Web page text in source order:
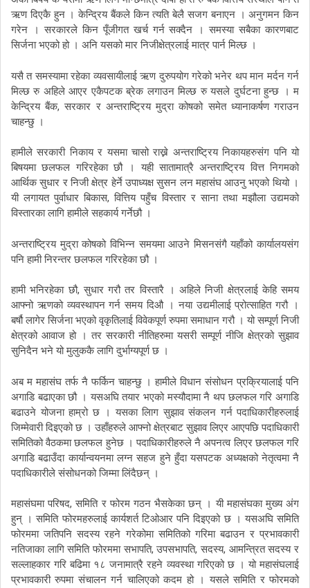
ऋण दिएकै हुन । केन्द्रिय बैंकले किन त्यति बेलै सजग बनाएन । अनुगमन किन
गरेन
। सरकारले किन पूँजीगत खर्च गर्न सक्दैन । समस्या सबैका कारणबाट
सिर्जना भएको हो । अनि यसको मार निजीक्षेत्रलाई मात्र पार्न मिल्छ ।
यसै त समस्यामा रहेका व्यवसायीलाई ऋण दुरुपयोग गरेको भनेर थप मान मर्दन गर्न
मिल्छ रु अहिले आएर एकैपटक ब्रेक लगाउन मिल्छ रु यसले दुर्घटना हुन्छ । म
केन्द्रिय बैंक,सरकार र अन्तराष्ट्रिय मुद्रा कोषको समेत ध्यानाकर्षण गराउन
चाहन्छु ।
हामीले सरकारी निकाय र यसमा चासो राख्ने अन्तराष्ट्रिय निकायहरुसंग पनि यो
बिषयमा छलफल गरिरहेका छौ । यही सातामात्रै अन्तराष्ट्रिय वित्त निगमको
आर्थिक सुधार र निजी क्षेत्र हेर्ने उपाध्यक्ष सुसन लन महासंघ आउनु भएको थियो ।
यी लगायत पुर्वाधार बिकास,वित्तिय पहुँच विस्तार र साना तथा मझौला उद्यमको
विस्तारका लागि हामीले सहकार्य गर्नेछौ ।
अन्तराष्ट्रिय मुद्रा कोषको विभिन्न समयमा आउने मिसनसंगै यहाँको कार्यालयसंग
पनि हामी निरन्तर छलफल गरिरहेका छौ ।
हामी भनिरहेका छौ,सुधार गरौ तर विस्तारै । अहिले निजी क्षेत्रलाई केहि समय
आफ्नो ऋणको व्यवस्थापन गर्न समय दिऔ । नया उद्यमीलाई प्रोत्साहित गरौ
।
बर्षौ लागेर सिर्जना भएको वृकृतिलाई विवेकपूर्ण रुपमा समाधान गरौ । यो सम्पूर्ण निजी
क्षेत्रको आवाज हो । तर सरकारी नीतिहरुमा यसरी सम्पूर्ण नीजि क्षेत्रको सुझाव
सुनिदैन भने यो मुलुककै लागि दुर्भाग्यपूर्ण छ ।
अब म महासंघ तर्फ नै फर्किन चाहन्छु । हामीले विधान संसोधन प्रक्रियालाई पनि
अगाडि बढाएका छौ । यसअघि तयार भएको मस्यौदामा नै थप छलफल गरि अगाडि
बढाउने योजना हाम्रो छ । यसका लािग सुझाव संकलन गर्न पदाधिकारीहरुलाई
जिम्मेवारी दिइएको छ । उहाँहरुले आफ्नो क्षेत्रबाट सुझाव लिएर आएपछि पदाधिकारी
समितिको वैठकमा छलफल हुनेछ । पदाधिकारीहरुले नै अपनत्व लिएर छलफल गरि
अगाडि बढाउँदा कार्यान्वयनमा लग्न सहज हुने हुँदा यसपटक अध्यक्षको नेतृत्वमा नै
पदाधिकारीले संसोधनको जिम्मा लिंदैछन् ।
महासंघमा परिषद,समिति र फोरम गठन भैसकेका छन् । यी महासंघका मुख्य अंग
हुन्
। समिति फोरमहरुलाई कार्यशर्त टिओआर पनि दिइएको छ । यसअघि समिति
फोरममा जतिपनि सदस्य रहने गरेकोमा समितिको गरिमा बढाउन र प्रभावकारी
नतिजाका लागि समिति फोरममा सभापति,उपसभापति,सदस्य, आमन्त्रित सदस्य र
सल्लाहकार गरि बढिमा १८ जनामात्रै रहने व्यवस्था गरिएको छ । यो महासंघलाई
प्रभावकारी रुपमा संचालन गर्न चालिएको कदम हो । यसले समिति र फोरमको